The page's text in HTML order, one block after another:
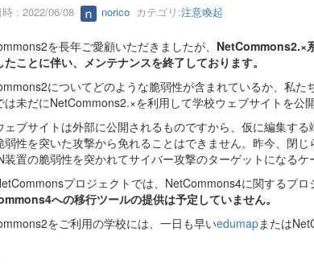
: 2022/06/08 noricoカテゴリ:注意喚起
を長年ご愛顧いただきましたが、 NetCommons2.×
たことに伴い、メンテナンスを終了しております。
についてどのような脆弱性が含まれているか、私た
は未だにNetCommons2.×を利用して学校ウェブサイトを公
ェブサイトは外部に公開されるものですから、仮に編集す
弱性を突いた攻撃から免れることはできません。昨今、閉
装置の脆弱性を突かれてサイバー攻撃のターゲットになるケ
プロジェクトでは、NetCommons4に関するプロ
への移行ツールの提供は予定していません。
をご利用の学校には、一日も早いedumapまたは